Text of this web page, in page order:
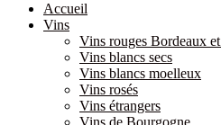
Accueil
Vins
Vins rouges Bordeaux
Vins blancs secs
Vins blancs moelleux
Vins rosés
Vins étrangers
Vins de Bourgogne